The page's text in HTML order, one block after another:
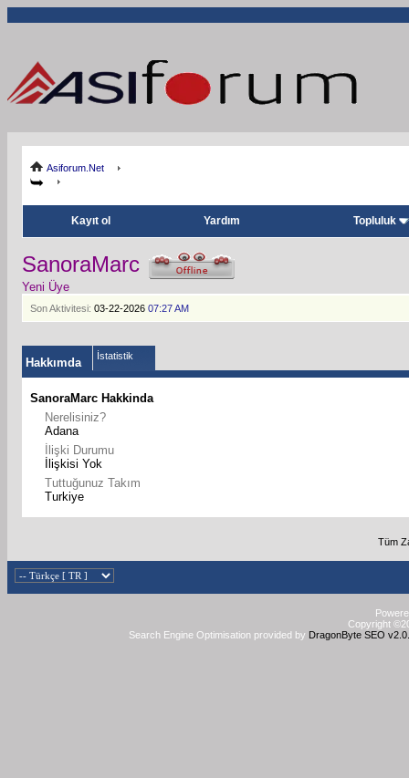
Asiforum.Net
Kayıt ol Yardım Topluluk
SanoraMarc
Yeni Üye
Son Aktivitesi: 03-22-2026 07:27 AM
Hakkımda İstatistik
SanoraMarc Hakkinda
Nerelisiniz?
Adana
İlişki Durumu
İlişkisi Yok
Tuttuğunuz Takım
Turkiye
Tüm
Copyright
Search Engine Optimisation provided by DragonByte SEO